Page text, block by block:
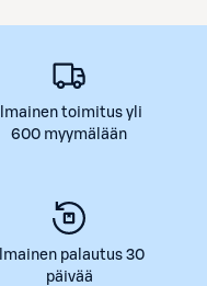
Ilmainen toimitus yli
600 myymälään
Ilmainen palautus 30
päivää